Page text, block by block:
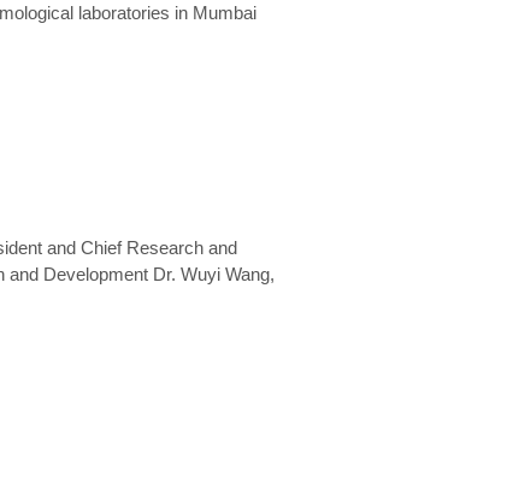
laboratories in Mumbai
and Chief Research and
Development Dr. Wuyi Wang,